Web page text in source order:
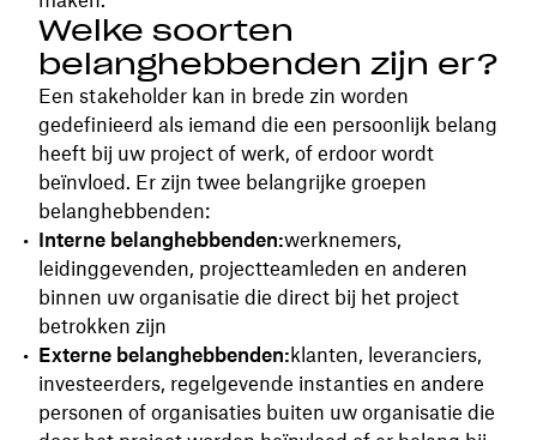
Welke soorten
belanghebbenden zijn er?
Een stakeholder kan in brede zin worden
gedefinieerd als iemand die een persoonlijk belang
heeft bij uw project of werk, of erdoor wordt
beïnvloed. Er zijn twee belangrijke groepen
belanghebbenden:
Interne belanghebbenden:werknemers,
leidinggevenden, projectteamleden en anderen
binnen uw organisatie die direct bij het project
betrokken zijn
Externe belanghebbenden:klanten, leveranciers,
investeerders, regelgevende instanties en andere
personen of organisaties buiten uw organisatie die